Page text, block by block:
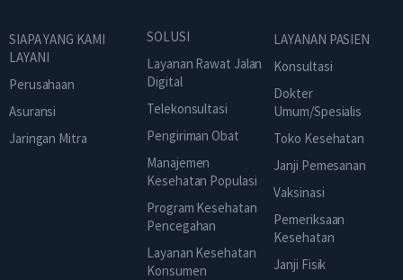
SIAPA YANG KAMI
LAYANI
Perusahaan
Asuransi
Jaringan Mitra
SOLUSI
Layanan Rawat Jalan
Digital
Telekonsultasi
Pengiriman Obat
Manajemen
Kesehatan Populasi
Program Kesehatan
Pencegahan
Layanan Kesehatan
Konsumen
LAYANAN PASIEN
Konsultasi
Dokter
Umum/Spesialis
Toko Kesehatan
Janji Pemesanan
Vaksinasi
Pemeriksaan
Kesehatan
Janji Fisik